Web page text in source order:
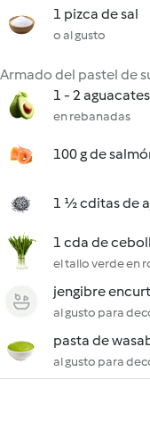
1 pizca de sal
o al gusto
Armado del pastel de
1 - 2 aguacates
en rebanadas
100 g de
1 ½ cditas de
1 cda de
el tallo verde en
jengibre
al gusto para
pasta de
al gusto para